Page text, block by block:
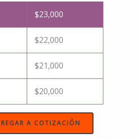
$23,000
$22,000
$21,000
$20,000
A COTIZACIÓN